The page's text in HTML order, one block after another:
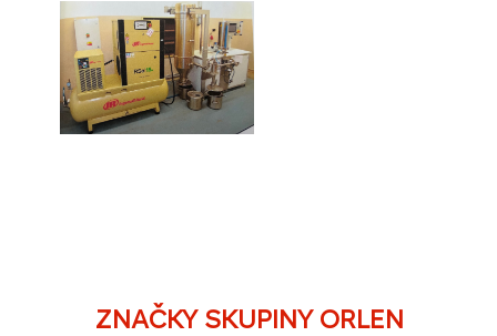
ZNAČKY SKUPINY ORLEN